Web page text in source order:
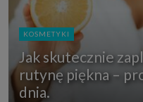
KOSMETYKI
Jak skutecznie
rutynę piękna –
dnia.